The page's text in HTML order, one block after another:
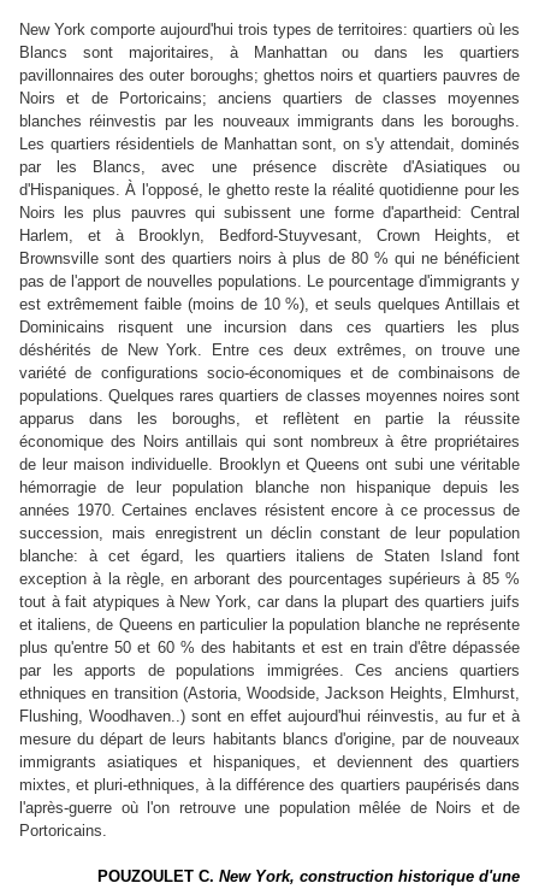
New York comporte aujourd'hui trois types de territoires: quartiers où les
Blancs sont majoritaires, à Manhattan ou dans les quartiers
pavillonnaires des outer boroughs; ghettos noirs et quartiers pauvres de
Noirs et de Portoricains; anciens quartiers de classes moyennes
blanches réinvestis par les nouveaux immigrants dans les boroughs.
Les quartiers résidentiels de Manhattan sont, on s'y attendait, dominés
par les Blancs, avec une présence discrète d'Asiatiques ou
d'Hispaniques. À l'opposé, le ghetto reste la réalité quotidienne pour les
Noirs les plus pauvres qui subissent une forme d'apartheid: Central
Harlem, et à Brooklyn, Bedford-Stuyvesant, Crown Heights, et
Brownsville sont des quartiers noirs à plus de 80 % qui ne bénéficient
pas de l'apport de nouvelles populations. Le pourcentage d'immigrants y
est extrêmement faible (moins de 10 %), et seuls quelques Antillais et
Dominicains risquent une incursion dans ces quartiers les plus
déshérités de New York. Entre ces deux extrêmes, on trouve une
variété de configurations socio-économiques et de combinaisons de
populations. Quelques rares quartiers de classes moyennes noires sont
apparus dans les boroughs, et reflètent en partie la réussite
économique des Noirs antillais qui sont nombreux à être propriétaires
de leur maison individuelle. Brooklyn et Queens ont subi une véritable
hémorragie de leur population blanche non hispanique depuis les
années 1970. Certaines enclaves résistent encore à ce processus de
succession, mais enregistrent un déclin constant de leur population
blanche: à cet égard, les quartiers italiens de Staten Island font
exception à la règle, en arborant des pourcentages supérieurs à 85 %
tout à fait atypiques à New York, car dans la plupart des quartiers juifs
et italiens, de Queens en particulier la population blanche ne représente
plus qu'entre 50 et 60 % des habitants et est en train d'être dépassée
par les apports de populations immigrées. Ces anciens quartiers
ethniques en transition (Astoria, Woodside, Jackson Heights, Elmhurst,
Flushing, Woodhaven..) sont en effet aujourd'hui réinvestis, au fur et à
mesure du départ de leurs habitants blancs d'origine, par de nouveaux
immigrants asiatiques et hispaniques, et deviennent des quartiers
mixtes, et pluri-ethniques, à la différence des quartiers paupérisés dans
l'après-guerre où l'on retrouve une population mêlée de Noirs et de
Portoricains.
POUZOULET C. New York, construction historique d'une